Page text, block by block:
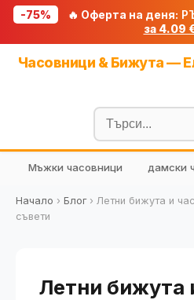
-75% 🔥 Оферта на деня:
за 4.09
Часовници & Бижута —
Блог
🧮
🔍 Намери
🎁
Мъжки часовници дамски
Начало › Блог› Летни бижута и
съвети
Летни бижута